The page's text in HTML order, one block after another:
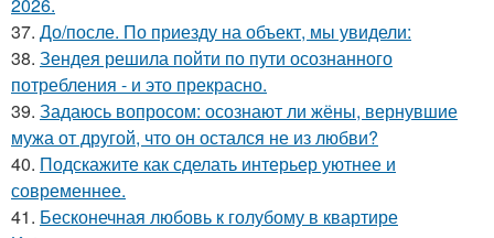
2026.
37. До/после. По приезду на объект, мы увидели:
38. Зендея решила пойти по пути осознанного
потребления - и это прекрасно.
39. Задаюсь вопросом: осознают ли жёны, вернувшие
мужа от другой, что он остался не из любви?
40. Подскажите как сделать интерьер уютнее и
современнее.
41. Бесконечная любовь к голубому в квартире